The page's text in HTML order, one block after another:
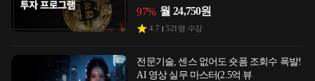
97% 월 24,750원
4.7 521 명 수강
전문기술, 센스 없어도 숏폼 조회수 폭발!
AI 영상 실무 마스터(2.5억 뷰